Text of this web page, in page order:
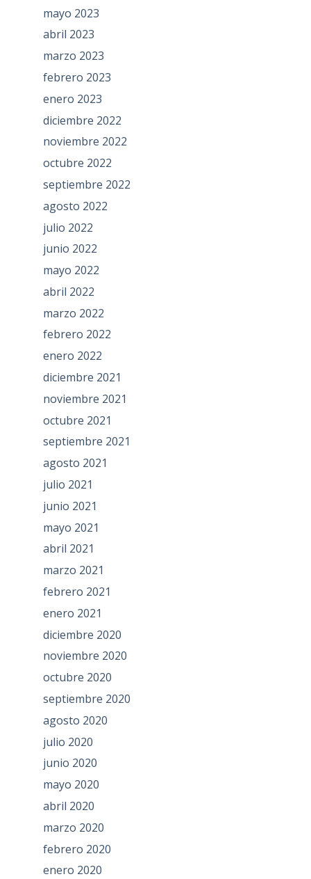
mayo 2023
abril 2023
marzo 2023
febrero 2023
enero 2023
diciembre 2022
noviembre 2022
octubre 2022
septiembre 2022
agosto 2022
julio 2022
junio 2022
mayo 2022
abril 2022
marzo 2022
febrero 2022
enero 2022
diciembre 2021
noviembre 2021
octubre 2021
septiembre 2021
agosto 2021
julio 2021
junio 2021
mayo 2021
abril 2021
marzo 2021
febrero 2021
enero 2021
diciembre 2020
noviembre 2020
octubre 2020
septiembre 2020
agosto 2020
julio 2020
junio 2020
mayo 2020
abril 2020
marzo 2020
febrero 2020
enero 2020